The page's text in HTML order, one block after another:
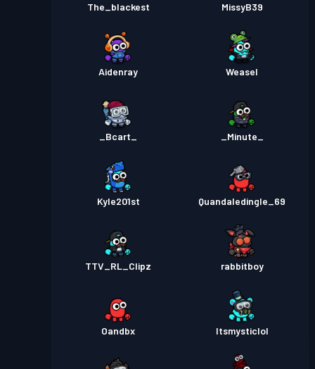
The_blackest MissyB39
Aidenray Weasel
_Bcart_ _Minute_
Kyle201st Quandaledingle_69
TTV_RL_Clipz rabbitboy
Oandbx Itsmysticlol